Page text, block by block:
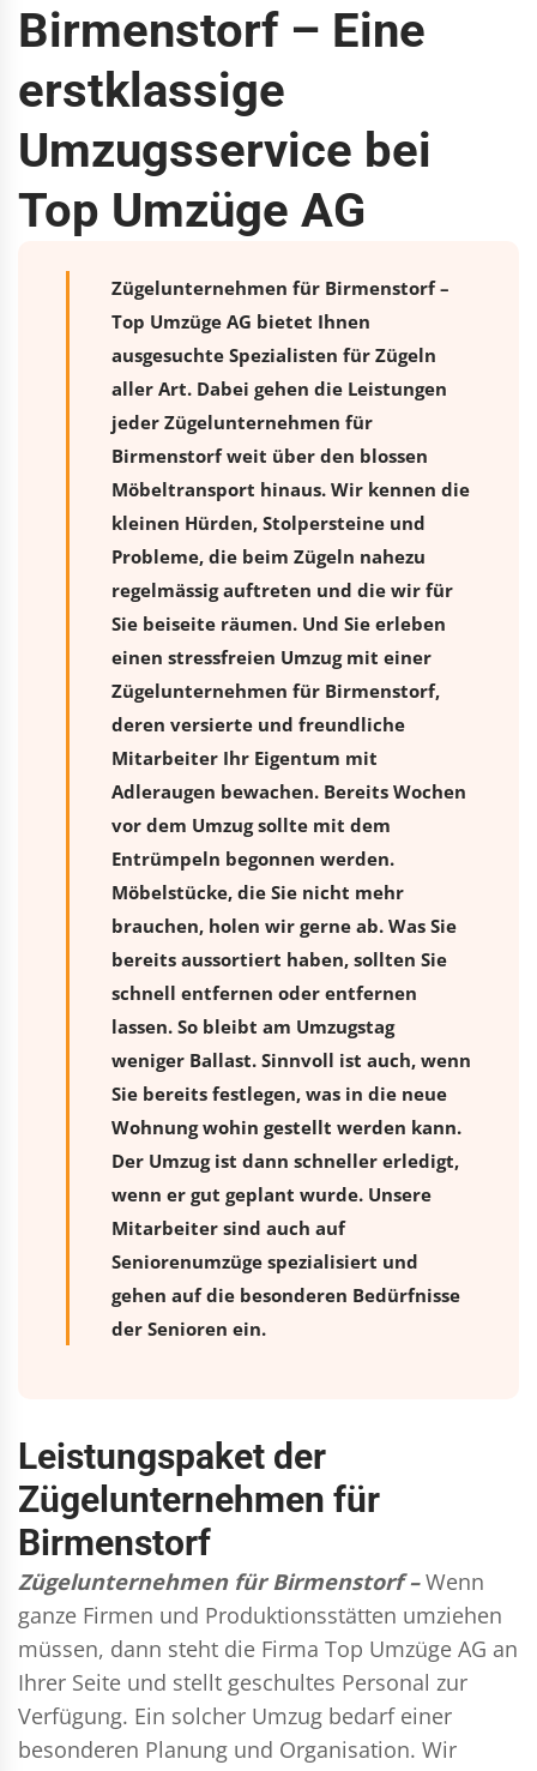
Birmenstorf – Eine
erstklassige
Umzugsservice bei
Top Umzüge AG
Zügelunternehmen für Birmenstorf –
Top Umzüge AG bietet Ihnen
ausgesuchte Spezialisten für Zügeln
aller Art. Dabei gehen die Leistungen
jeder Zügelunternehmen für
Birmenstorf weit über den blossen
Möbeltransport hinaus. Wir kennen die
kleinen Hürden, Stolpersteine und
Probleme, die beim Zügeln nahezu
regelmässig auftreten und die wir für
Sie beiseite räumen. Und Sie erleben
einen stressfreien Umzugmit einer
Zügelunternehmen für Birmenstorf,
deren versierte und freundliche
Mitarbeiter Ihr Eigentum mit
Adleraugen bewachen. Bereits Wochen
vor dem Umzug sollte mit dem
Entrümpeln begonnen werden.
Möbelstücke, die Sie nicht mehr
brauchen, holen wir gerne ab. Was Sie
bereits aussortiert haben, sollten Sie
schnell entfernen oder entfernen
lassen. So bleibt am Umzugstag
weniger Ballast. Sinnvoll ist auch, wenn
Sie bereits festlegen, was in die neue
Wohnung wohin gestellt werden kann.
Der Umzug ist dann schneller erledigt,
wenn er gut geplant wurde. Unsere
Mitarbeiter sind auch auf
Seniorenumzüge spezialisiert und
gehen auf die besonderen Bedürfnisse
der Senioren ein.
Leistungspaket der
Zügelunternehmen für
Birmenstorf
Zügelunternehmen für Birmenstorf – Wenn
ganze Firmen und Produktionsstätten umziehen
müssen, dann steht die Firma Top Umzüge AG an
Ihrer Seite und stellt geschultes Personal zur
Verfügung. Ein solcher Umzug bedarf einer
besonderen Planung und Organisation. Wir